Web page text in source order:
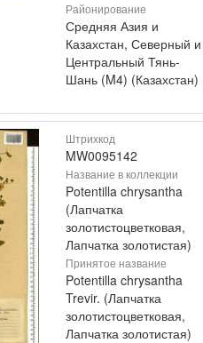
Районирование
Средняя Азия и
Казахстан, Северный и
Центральный Тянь-
Шань (M4) (Казахстан)
Штрихкод
MW0095142
Название в коллекции
Potentilla chrysantha
(Лапчатка
золотистоцветковая,
Лапчатка золотистая)
Принятое название
Potentilla chrysantha
Trevir. (Лапчатка
золотистоцветковая,
Лапчатка золотистая)